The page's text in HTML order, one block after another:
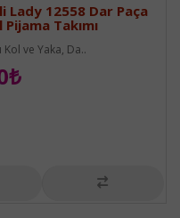
Lady 12558 Dar Paça
Takımı
Kol ve Yaka, Da..